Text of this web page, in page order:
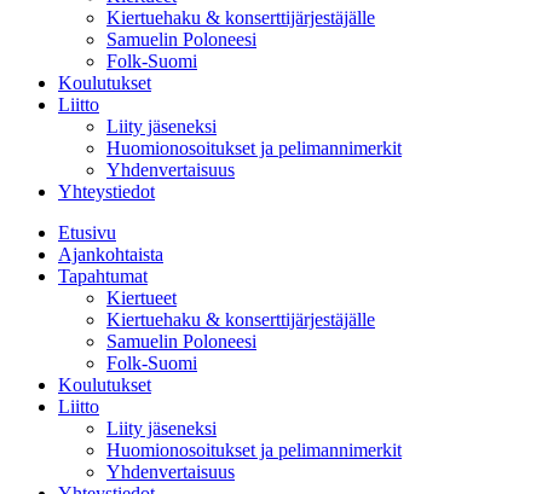
Kiertuehaku & konserttijärjestäjälle
Samuelin Poloneesi
Folk-Suomi
Koulutukset
Liitto
Liity jäseneksi
Huomionosoitukset ja pelimannimerkit
Yhdenvertaisuus
Yhteystiedot
Etusivu
Ajankohtaista
Tapahtumat
Kiertueet
Kiertuehaku & konserttijärjestäjälle
Samuelin Poloneesi
Folk-Suomi
Koulutukset
Liitto
Liity jäseneksi
Huomionosoitukset ja pelimannimerkit
Yhdenvertaisuus